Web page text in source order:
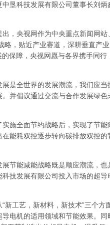
垦科技发展有限公司董事长刘炳
，央视网作为中央重点新闻网站
略，贴近产业赛道，深耕垂直产
保障，央视网愿与各界携手同行
全世界的发展潮流，我们应当
并倡议通过交流与合作发展绿色
施全面节约战略后，实现了节能
能耗双控逐步转向碳排放双控的
节能减能战略既是顺应潮流，也
技发展有限公司投入市场的超导
工艺，新材料，新技术”三个方
电机的适用领域和节能效果。同